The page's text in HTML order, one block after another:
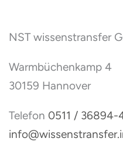
NST wissenstransfer
Warmbüchenkamp 4
30159 Hannover
Telefon 0511 / 36894-